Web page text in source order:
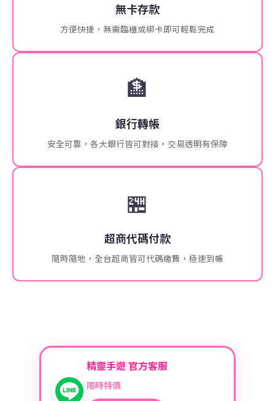
無卡存款
方便快捷，無需臨櫃或綁卡即可輕鬆完成
🏦
銀行轉帳
安全可靠，各大銀行皆可對接，交易透明有保障
🏪
超商代碼付款
隨時隨地，全台超商皆可代碼繳費，極速到帳
精靈手遊 官方客服
限時特價